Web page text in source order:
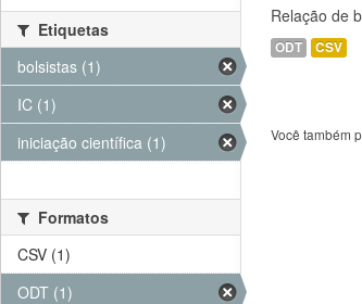
Relação de
ODT CSV
Você também
Etiquetas
bolsistas (1)
IC (1)
iniciação científica (1)
Formatos
CSV (1)
ODT (1)